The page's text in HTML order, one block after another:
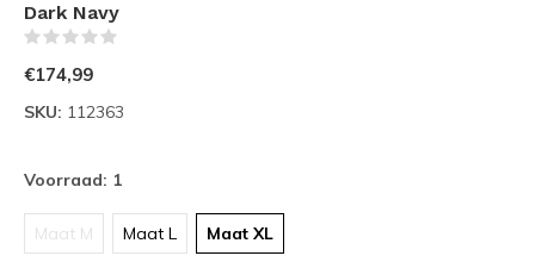
Dark Navy
€174,99
SKU: 112363
Voorraad: 1
Maat M Maat L Maat XL